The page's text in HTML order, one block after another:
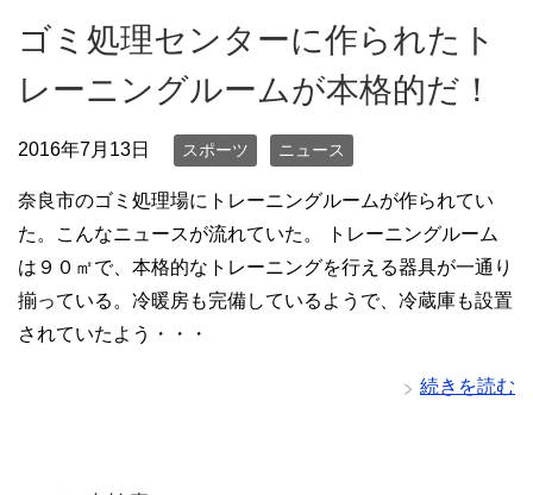
ゴミ処理センターに作られたト
レーニングルームが本格的だ！
2016年7月13日 スポーツ ニュース
奈良市のゴミ処理場にトレーニングルームが作られてい
た。こんなニュースが流れていた。 トレーニングルーム
は９０㎡で、本格的なトレーニングを行える器具が一通り
揃っている。冷暖房も完備しているようで、冷蔵庫も設置
されていたよう・・・
続きを読む